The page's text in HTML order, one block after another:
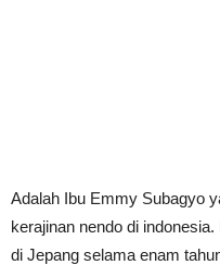
Adalah Ibu Emmy Subagyo
kerajinan nendo di
di Jepang selama enam